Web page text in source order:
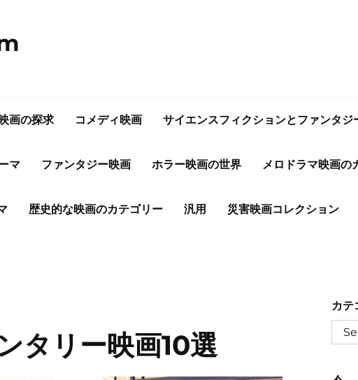
画の探求 コメディ映画 サイエンスフィクションとファンタジ
マ ファンタジー映画 ホラー映画の世界 メロドラマ映画の
歴史的な映画のカテゴリー 汎用 災害映画コレクション
タリー映画10選
カテ